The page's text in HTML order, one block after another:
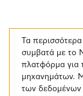
Τα
συμβατά με το
πλατφόρμα για
μηχανημάτων.
των δεδομένων